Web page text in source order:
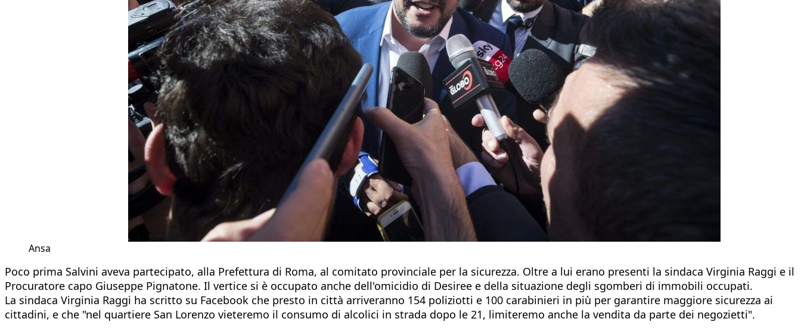
Ansa
Poco prima Salvini aveva partecipato, alla Prefettura di Roma, al comitato provinciale per la sicurezza. Oltre a lui erano presenti la sindaca Virginia Raggi e il
Procuratore capo Giuseppe Pignatone. Il vertice si è occupato anche dell'omicidio di Desiree e della situazione degli sgomberi di immobili occupati.
La sindaca Virginia Raggi ha scritto su Facebook che presto in città arriveranno 154 poliziotti e 100 carabinieri in più per garantire maggiore sicurezza ai
cittadini, e che "nel quartiere San Lorenzo vieteremo il consumo di alcolici in strada dopo le 21, limiteremo anche la vendita da parte dei negozietti".